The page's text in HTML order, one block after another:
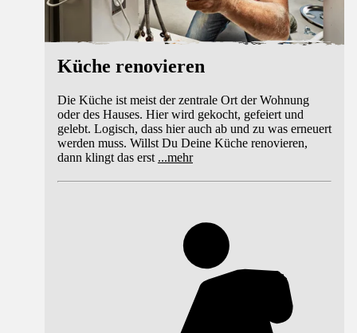
Küche renovieren
Die Küche ist meist der zentrale Ort der Wohnung
oder des Hauses. Hier wird gekocht, gefeiert und
gelebt. Logisch, dass hier auch ab und zu was erneuert
werden muss. Willst Du Deine Küche renovieren,
dann klingt das erst ...mehr